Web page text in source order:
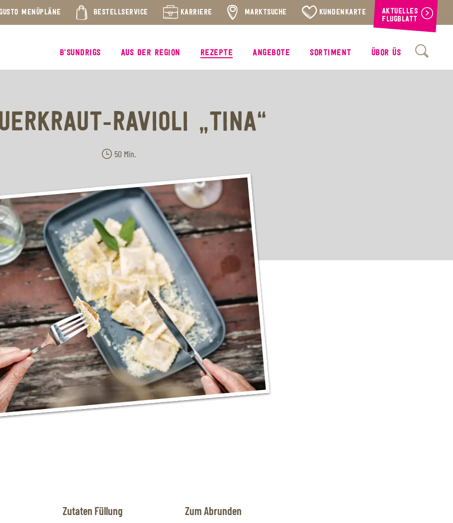
MENÜPLÄNE BESTELLSERVICE KARRIERE MARKTSUCHE KUNDENKARTE
AKTUELLES
FLUGBLATT
B’SUNDRIGS AUS DER REGION REZEPTE ANGEBOTE SORTIMENT ÜBOR ÜS
RAVIOLI „TINA“
50 Min.
Zutaten Füllung Zum Abrunden